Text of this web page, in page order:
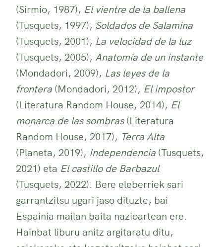
(Sirmio, 1987), El vientre de la ballena
(Tusquets, 1997), Soldados de Salamina
(Tusquets, 2001), La velocidad de la luz
(Tusquets, 2005), Anatomía de un instante
(Mondadori, 2009), Las leyes de la
frontera (Mondadori, 2012), El impostor
(Literatura Random House, 2014), El
monarca de las sombras(Literatura
Random House, 2017), Terra Alta
(Planeta, 2019), Independencia (Tusquets,
2021) eta El castillo de Barbazul
(Tusquets, 2022). Bere eleberriek sari
garrantzitsu ugari jaso dituzte, bai
Espainia mailan baita nazioartean ere.
Hainbat liburu anitz argitaratu ditu,